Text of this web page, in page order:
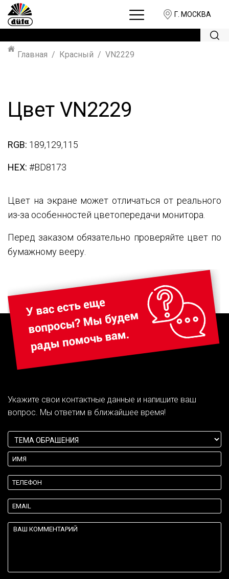
Г. МОСКВА
Главная Красный VN2229
Цвет VN2229
RGB: 189,129,115
HEX: #BD8173
Цвет на экране может отличаться от реального
из-за особенностей цветопередачи монитора.
Перед заказом обязательно проверяйте цвет по
бумажному вееру.
Укажите свои контактные данные и напишите ваш
вопрос. Мы ответим в ближайшее время!